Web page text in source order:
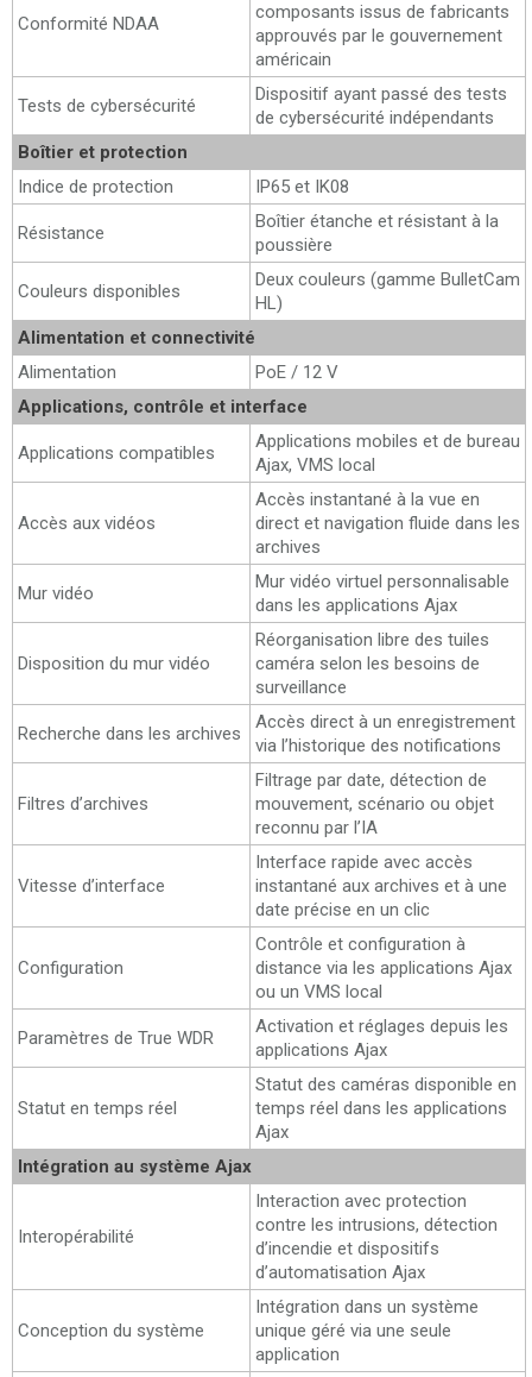
Conformité NDAA
composants issus de fabricants
approuvés par le gouvernement
américain
Tests de cybersécurité
Dispositif ayant passé des tests
de cybersécurité indépendants
Boîtier et protection
Indice de protection
IP65 et IK08
Résistance
Boîtier étanche et résistant à la
poussière
Couleurs disponibles
Deux couleurs (gamme BulletCam
HL)
Alimentation et connectivité
Alimentation
PoE / 12 V
Applications, contrôle et interface
Applications compatibles
Applications mobiles et de bureau
Ajax, VMS local
Accès aux vidéos
Accès instantané à la vue en
direct et navigation fluide dans les
archives
Mur vidéo
Mur vidéo virtuel personnalisable
dans les applications Ajax
Disposition du mur vidéo
Réorganisation libre des tuiles
caméra selon les besoins de
surveillance
Recherche dans les archives
Accès direct à un enregistrement
via l’historique des notifications
Filtres d’archives
Filtrage par date, détection de
mouvement, scénario ou objet
reconnu par l’IA
Vitesse d’interface
Interface rapide avec accès
instantané aux archives et à une
date précise en un clic
Configuration
Contrôle et configuration à
distance via les applications Ajax
ou un VMS local
Paramètres de True WDR
Activation et réglages depuis les
applications Ajax
Statut en temps réel
Statut des caméras disponible en
temps réel dans les applications
Ajax
Intégration au système Ajax
Interopérabilité
Interaction avec protection
contre les intrusions, détection
d’incendie et dispositifs
d’automatisation Ajax
Conception du système
Intégration dans un système
unique géré via une seule
application